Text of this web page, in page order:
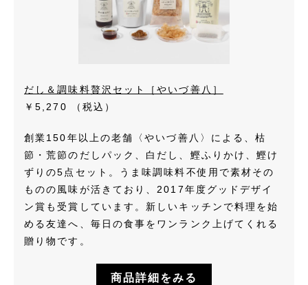
だし＆調味料贅沢セット［やいづ善八］
￥5,270
（税込）
創業150年以上の老舗〈やいづ善八〉による、枯
節・荒節のだしパック、白だし、鰹ふりかけ、鰹け
ずりの5点セット。うま味調味料不使用で素材その
ものの風味が活きており、2017年度グッドデザイ
ン賞も受賞しています。新しいキッチンで料理を始
める友達へ、毎日の食事をワンランク上げてくれる
贈り物です。
商品詳細をみる